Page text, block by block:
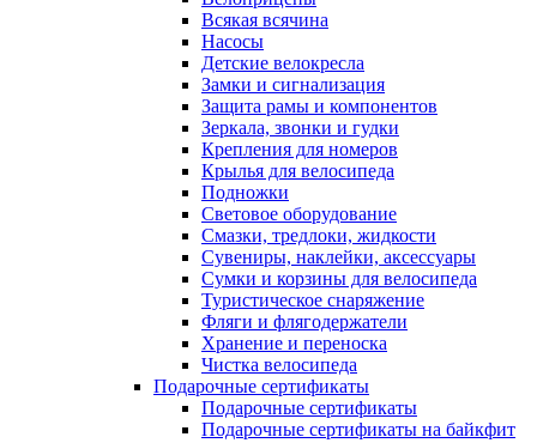
Всякая всячина
Насосы
Детские велокресла
Замки и сигнализация
Защита рамы и компонентов
Зеркала, звонки и гудки
Крепления для номеров
Крылья для велосипеда
Подножки
Световое оборудование
Смазки, тредлоки, жидкости
Сувениры, наклейки, аксессуары
Сумки и корзины для велосипеда
Туристическое снаряжение
Фляги и флягодержатели
Хранение и переноска
Чистка велосипеда
Подарочные сертификаты
Подарочные сертификаты
Подарочные сертификаты на байкфит